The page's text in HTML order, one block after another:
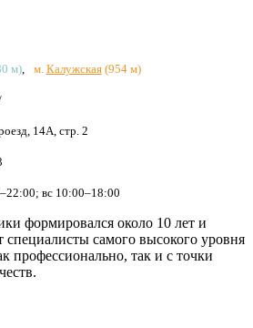
м) м. Калужская(954 м)
14А, стр. 2
вс 10:00–18:00
формировался около 10 лет и
специалисты самого высокого уровня
профессионально, так и с точки